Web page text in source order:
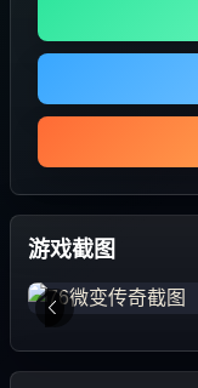
游戏截图